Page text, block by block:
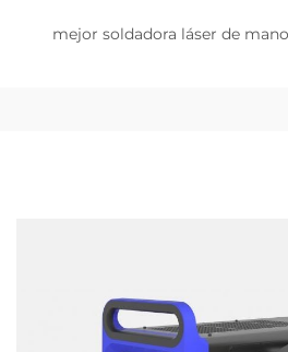
mejor soldadora láser de mano